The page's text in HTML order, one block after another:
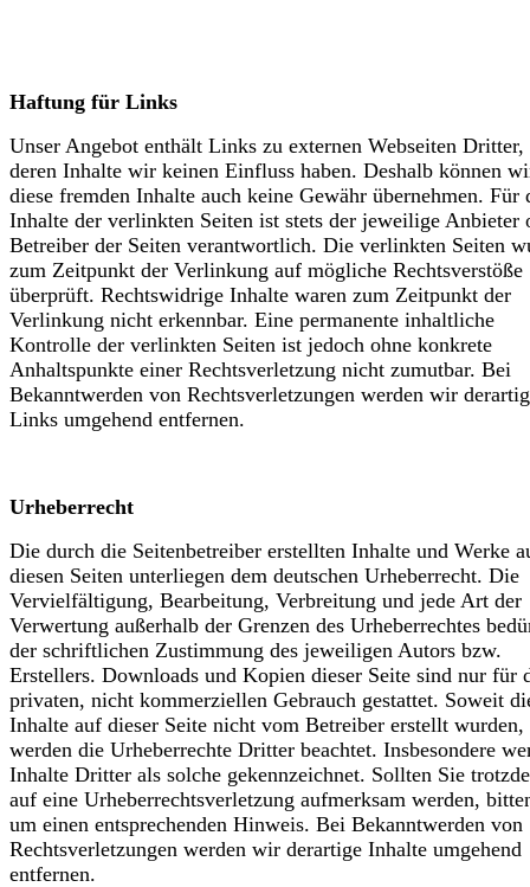
Haftung für Links
Unser Angebot enthält Links zu externen Webseiten Dritter,
deren Inhalte wir keinen Einfluss haben. Deshalb können
diese fremden Inhalte auch keine Gewähr übernehmen. Für
Inhalte der verlinkten Seiten ist stets der jeweilige Anbieter
Betreiber der Seiten verantwortlich. Die verlinkten Seiten
zum Zeitpunkt der Verlinkung auf mögliche Rechtsverstöße
überprüft. Rechtswidrige Inhalte waren zum Zeitpunkt der
Verlinkung nicht erkennbar. Eine permanente inhaltliche
Kontrolle der verlinkten Seiten ist jedoch ohne konkrete
Anhaltspunkte einer Rechtsverletzung nicht zumutbar. Bei
Bekanntwerden von Rechtsverletzungen werden wir
Links umgehend entfernen.
Urheberrecht
Die durch die Seitenbetreiber erstellten Inhalte und Werke
diesen Seiten unterliegen dem deutschen Urheberrecht. Die
Vervielfältigung, Bearbeitung, Verbreitung und jede Art der
Verwertung außerhalb der Grenzen des Urheberrechtes
der schriftlichen Zustimmung des jeweiligen Autors bzw.
Erstellers. Downloads und Kopien dieser Seite sind nur für
privaten, nicht kommerziellen Gebrauch gestattet. Soweit
Inhalte auf dieser Seite nicht vom Betreiber erstellt wurden,
werden die Urheberrechte Dritter beachtet. Insbesondere
Inhalte Dritter als solche gekennzeichnet. Sollten Sie
auf eine Urheberrechtsverletzung aufmerksam werden,
um einen entsprechenden Hinweis. Bei Bekanntwerden von
Rechtsverletzungen werden wir derartige Inhalte umgehend
entfernen.